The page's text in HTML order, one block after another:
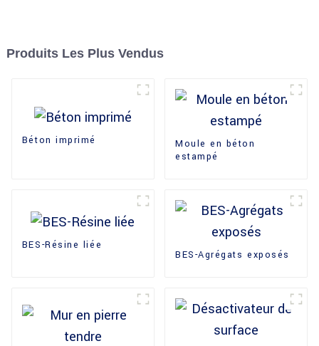
Produits Les Plus Vendus
Béton imprimé
Moule en béton
estampé
BES-Résine liée
BES-Agrégats exposés